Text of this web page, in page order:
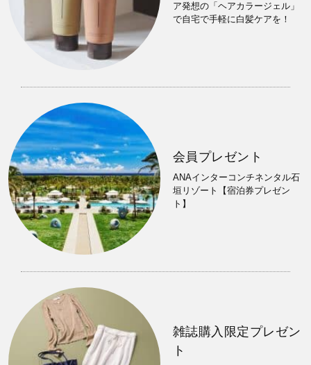
ア発想の「ヘアカラージェル」
で自宅で手軽に白髪ケアを！
会員プレゼント
ANAインターコンチネンタル石
垣リゾート【宿泊券プレゼン
ト】
雑誌購入限定プレゼン
ト